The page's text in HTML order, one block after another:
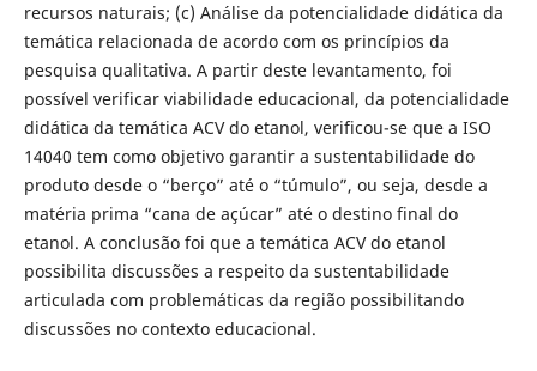
recursos naturais; (c) Análise da potencialidade didática da
temática relacionada de acordo com os princípios da
pesquisa qualitativa. A partir deste levantamento, foi
possível verificar viabilidade educacional, da potencialidade
didática da temática ACV do etanol, verificou-se que a ISO
14040 tem como objetivo garantir a sustentabilidade do
produto desde o “berço” até o “túmulo”, ou seja, desde a
matéria prima “cana de açúcar” até o destino final do
etanol. A conclusão foi que a temática ACV do etanol
possibilita discussões a respeito da sustentabilidade
articulada com problemáticas da região possibilitando
discussões no contexto educacional.